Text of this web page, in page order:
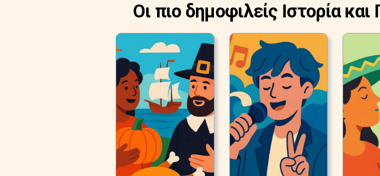
Οι πιο δημοφιλείς Ιστορία και